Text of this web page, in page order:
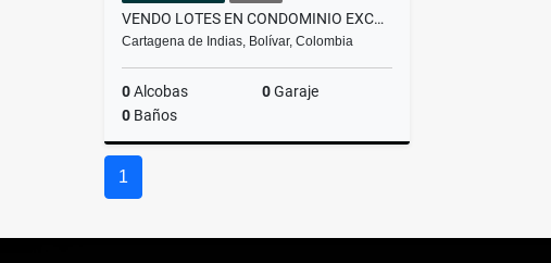
VENDO LOTES EN CONDOMINIO EXCLUSIVO PUNTA CANOA
Cartagena de Indias, Bolívar, Colombia
0Alcobas 0Garaje
0 Baños
1